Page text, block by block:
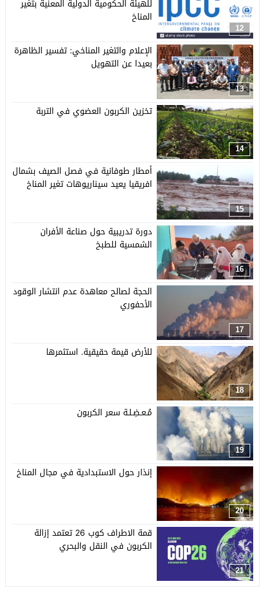
12
للهيئة الحكومية الدولية المعنية بتغير
المناخ
13
الإعلام والتغير المناخي: تفسير الظاهرة
بعيدا عن التهويل
14
تخزين الكربون العضوي في التربة
15
أمطار طوفانية في فصل الصيف بشمال
افريقيا يعيد سيناريوهات تغير المناخ
16
دورة تدريبية حول صناعة الأفران
الشمسية للطبخ
17
الحجة لصالح معاهدة عدم انتشار الوقود
الأحفوري
18
للأرض قيمة حقيقية. استثمرها
19
مُـعـضِـلـة سعر الكربون
20
إنذار حول الاستبدادية في مجال المناخ
21
قمة الاطراف كوب 26 تعتمد إزالة
الكربون في النقل والبحري